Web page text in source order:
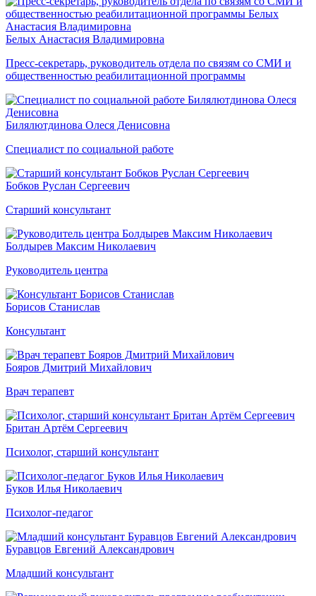
Белых Анастасия Владимировна
Пресс-секретарь, руководитель отдела по связям со СМИ и
общественностью реабилитационной программы
Билялютдинова Олеся Денисовна
Специалист по социальной работе
Бобков Руслан Сергеевич
Старший консультант
Болдырев Максим Николаевич
Руководитель центра
Борисов Станислав
Консультант
Бояров Дмитрий Михайлович
Врач терапевт
Британ Артём Сергеевич
Психолог, старший консультант
Буков Илья Николаевич
Психолог-педагог
Буравцов Евгений Александрович
Младший консультант